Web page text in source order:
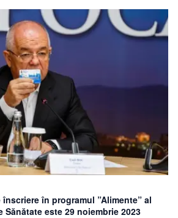
în programul ”Alimente” al
Sănătate este 29 noiembrie 2023